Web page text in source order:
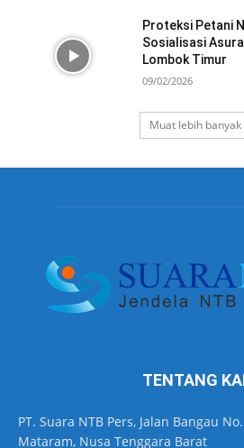
Proteksi Petani
Sosialisasi
Lombok Timur
09/02/2026
Muat lebih banyak
TENTANG
PT. Suara NTB Pers, Jalan Bangau
Mataram, Nusa Tenggara Barat